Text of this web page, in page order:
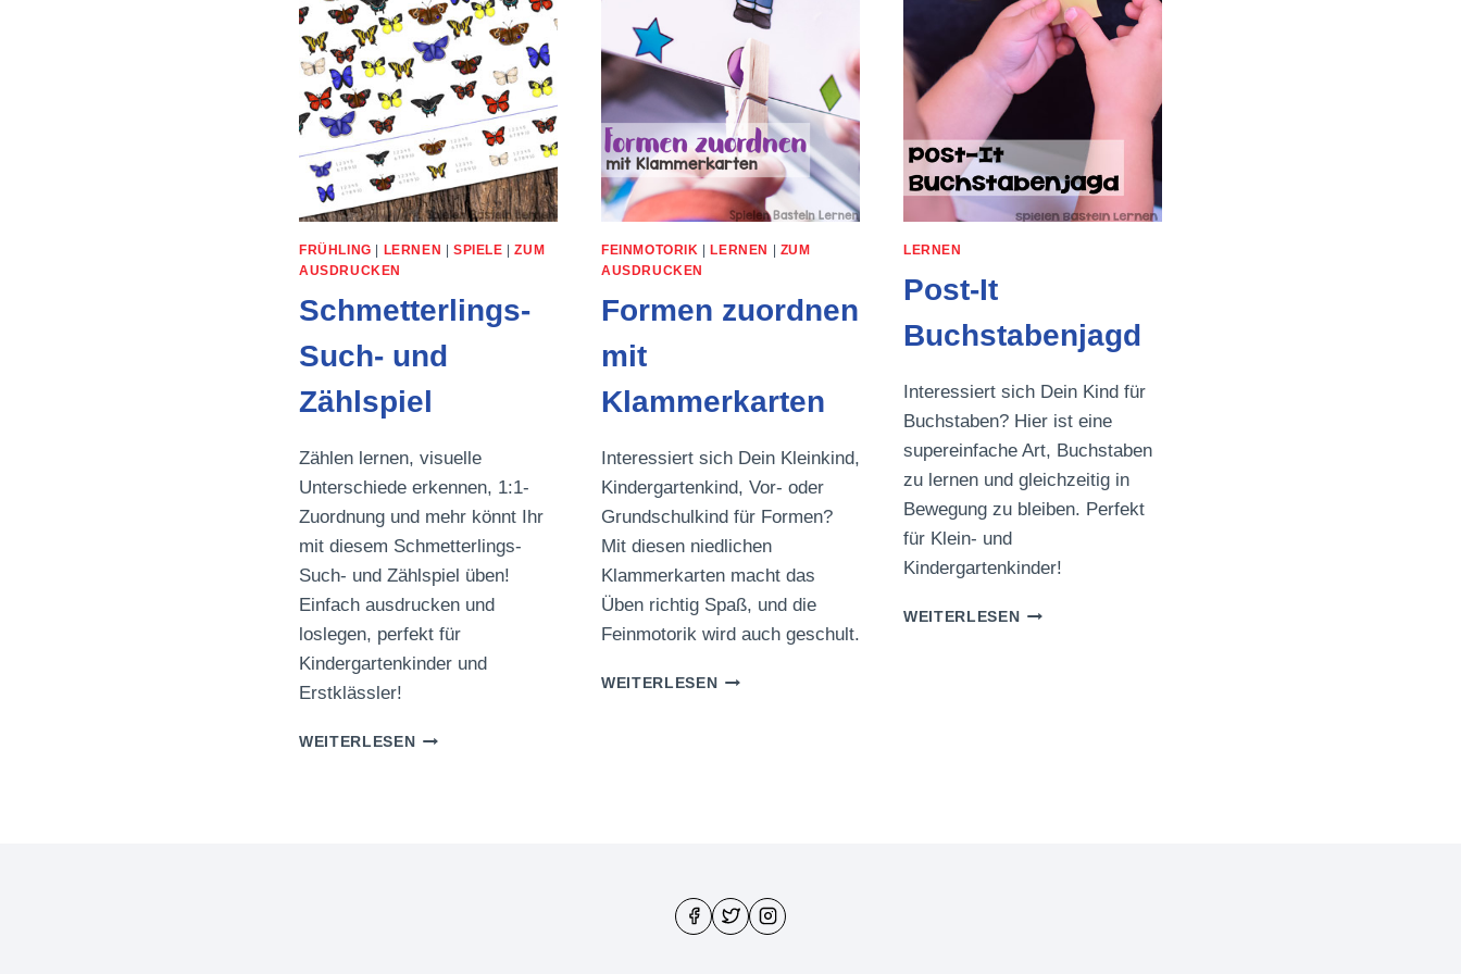
FRÜHLING LERNEN SPIELE |ZUM
AUSDRUCKEN
Schmetterlings-
Such- und
Zählspiel
Zählen lernen, visuelle
Unterschiede erkennen, 1:1-
Zuordnung und mehr könnt Ihr
mit diesem Schmetterlings-
Such- und Zählspiel üben!
Einfach ausdrucken und
loslegen, perfekt für
Kindergartenkinder und
Erstklässler!
WEITERLESENSCHMETTERLINGS-
FEINMOTORIK LERNEN
ZUM
AUSDRUCKEN
Formen zuordnen
mit
Klammerkarten
Interessiert sich Dein Kleinkind,
Kindergartenkind, Vor- oder
Grundschulkind für Formen?
Mit diesen niedlichen
Klammerkarten macht das
Üben richtig Spaß, und die
Feinmotorik wird auch geschult.
WEITERLESENFORMEN
LERNEN
Post-It
Buchstabenjagd
Interessiert sich Dein Kind für
Buchstaben? Hier ist eine
supereinfache Art, Buchstaben
zu lernen und gleichzeitig in
Bewegung zu bleiben. Perfekt
für Klein- und
Kindergartenkinder!
WEITERLESENPOST-